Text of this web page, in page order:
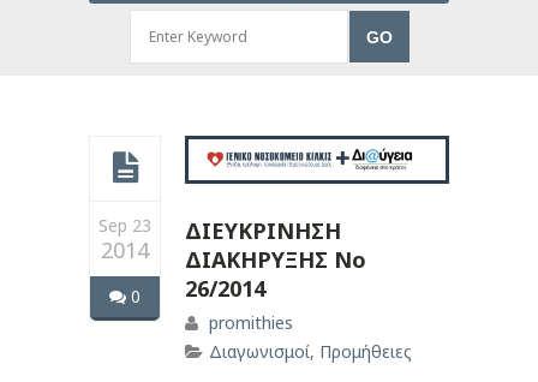
Sep 23
2014
0
ΔΙΕΥΚΡΙΝΗΣΗ
ΔΙΑΚΗΡΥΞΗΣ Νο
26/2014
promithies
Διαγωνισμοί, Προμήθειες